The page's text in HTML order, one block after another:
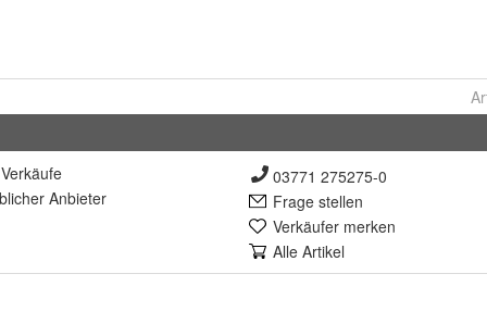
er Anbieter
03771 275275-0
Frage stellen
Verkäufer merken
Alle Artikel